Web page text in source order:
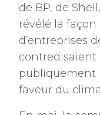
de BP, de
révélé la
d’entreprises
publiquement
faveur du